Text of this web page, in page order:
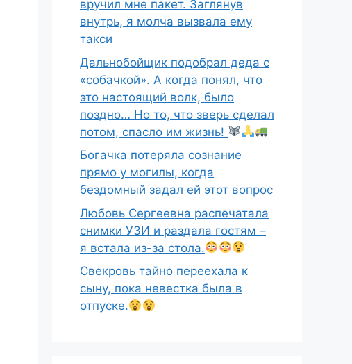
вручил мне пакет. Заглянув
внутрь, я молча вызвала ему
такси
Дальнобойщик подобрал деда с
«собачкой». А когда понял, что
это настоящий волк, было
поздно… Но то, что зверь сделал
потом, спасло им жизнь!
Богачка потеряла сознание
прямо у могилы, когда
бездомный задал ей этот вопрос
Любовь Сергеевна распечатала
снимки УЗИ и раздала гостям –
я встала из-за стола.
Свекровь тайно переехала к
сыну, пока невестка была в
отпуске.